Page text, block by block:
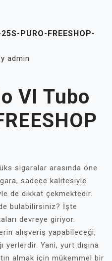
PURO-FREESHOP-
admin
VI Tubo
sigaralar arasında öne
sadece kalitesiyle
de dikkat çekmektedir.
bulabilirsiniz? İşte
devreye giriyor.
alışveriş yapabileceği,
yerlerdir. Yani, yurt dışına
almak için mükemmel bir